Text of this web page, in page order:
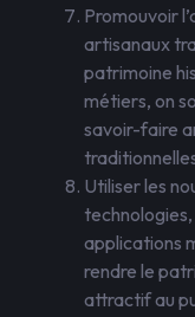
Promouvoir
artisanaux
patrimoine
métiers, on
savoir-faire
Utiliser les
applications
rendre le
attractif au